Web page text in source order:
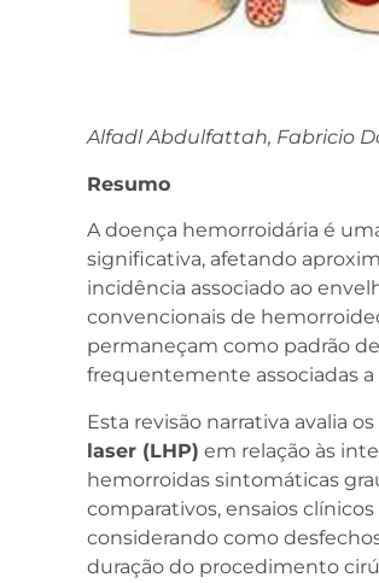
Alfadl Abdulfattah, Fabricio
Resumo
A doença hemorroidária é
significativa, afetando
incidência associado ao
convencionais de
permaneçam como padrão
frequentemente associadas
Esta revisão narrativa avalia
laser (LHP) em relação às
hemorroidas sintomáticas
comparativos, ensaios
considerando como
duração do procedimento